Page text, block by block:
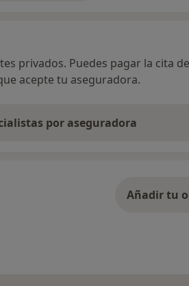
privados. Puedes pagar la cita
acepte tu aseguradora.
por aseguradora
Añadir tu